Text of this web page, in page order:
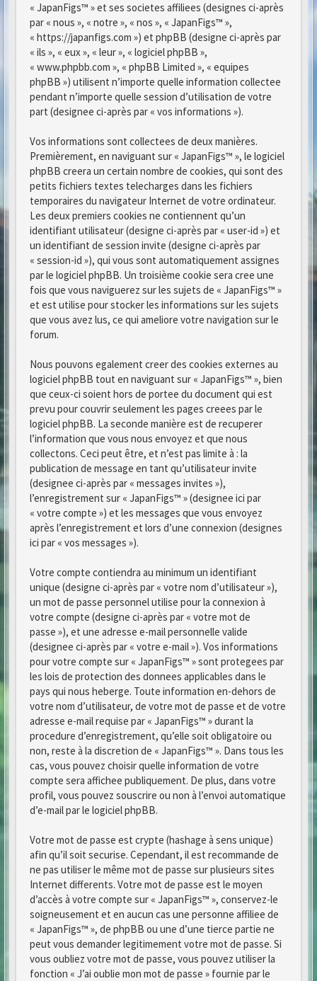
« JapanFigs™ » et ses societes affiliees (designes ci-après
par « nous », « notre », « nos », « JapanFigs™ »,
« https://japanfigs.com ») et phpBB (designe ci-après par
« ils », « eux », « leur », « logiciel phpBB »,
« www.phpbb.com », « phpBB Limited », « equipes
phpBB ») utilisent n’importe quelle information collectee
pendant n’importe quelle session d’utilisation de votre
part (designee ci-après par « vos informations »).
Vos informations sont collectees de deux manières.
Premièrement, en naviguant sur « JapanFigs™ », le logiciel
phpBB creera un certain nombre de cookies, qui sont des
petits fichiers textes telecharges dans les fichiers
temporaires du navigateur Internet de votre ordinateur.
Les deux premiers cookies ne contiennent qu’un
identifiant utilisateur (designe ci-après par « user-id ») et
un identifiant de session invite (designe ci-après par
« session-id »), qui vous sont automatiquement assignes
par le logiciel phpBB. Un troisième cookie sera cree une
fois que vous naviguerez sur les sujets de « JapanFigs™ »
et est utilise pour stocker les informations sur les sujets
que vous avez lus, ce qui ameliore votre navigation sur le
forum.
Nous pouvons egalement creer des cookies externes au
logiciel phpBB tout en naviguant sur « JapanFigs™ », bien
que ceux-ci soient hors de portee du document qui est
prevu pour couvrir seulement les pages creees par le
logiciel phpBB. La seconde manière est de recuperer
l’information que vous nous envoyez et que nous
collectons. Ceci peut être, et n’est pas limite à : la
publication de message en tant qu’utilisateur invite
(designee ci-après par « messages invites »),
l’enregistrement sur « JapanFigs™ » (designee ici par
« votre compte ») et les messages que vous envoyez
après l’enregistrement et lors d’une connexion (designes
ici par « vos messages »).
Votre compte contiendra au minimum un identifiant
unique (designe ci-après par « votre nom d’utilisateur »),
un mot de passe personnel utilise pour la connexion à
votre compte (designe ci-après par « votre mot de
passe »), et une adresse e-mail personnelle valide
(designee ci-après par « votre e-mail »). Vos informations
pour votre compte sur « JapanFigs™ » sont protegees par
les lois de protection des donnees applicables dans le
pays qui nous heberge. Toute information en-dehors de
votre nom d’utilisateur, de votre mot de passe et de votre
adresse e-mail requise par « JapanFigs™ » durant la
procedure d’enregistrement, qu’elle soit obligatoire ou
non, reste à la discretion de « JapanFigs™ ». Dans tous les
cas, vous pouvez choisir quelle information de votre
compte sera affichee publiquement. De plus, dans votre
profil, vous pouvez souscrire ou non à l’envoi automatique
d’e-mail par le logiciel phpBB.
Votre mot de passe est crypte (hashage à sens unique)
afin qu’il soit securise. Cependant, il est recommande de
ne pas utiliser le même mot de passe sur plusieurs sites
Internet differents. Votre mot de passe est le moyen
d’accès à votre compte sur « JapanFigs™ », conservez-le
soigneusement et en aucun cas une personne affiliee de
« JapanFigs™ », de phpBB ou une d’une tierce partie ne
peut vous demander legitimement votre mot de passe. Si
vous oubliez votre mot de passe, vous pouvez utiliser la
fonction « J’ai oublie mon mot de passe » fournie par le